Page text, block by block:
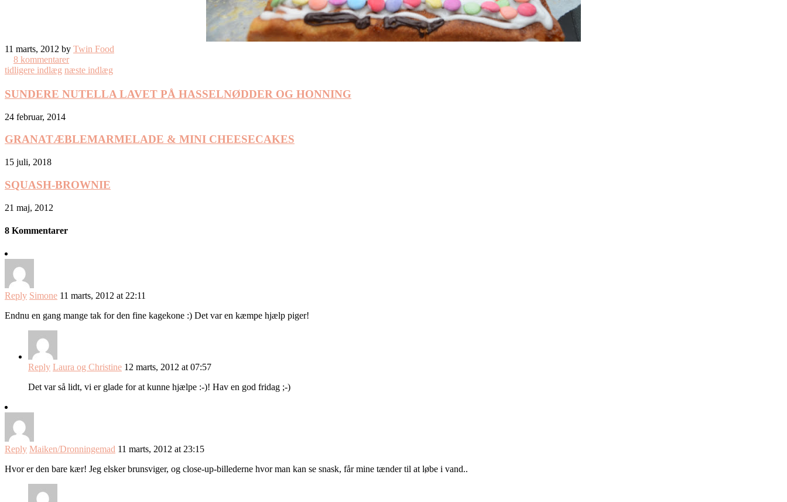
11 marts, 2012 by Twin Food
8 kommentarer
tidligere indlæg næste indlæg
SUNDERE NUTELLA LAVET PÅ HASSELNØDDER OG HONNING
24 februar, 2014
GRANATÆBLEMARMELADE & MINI CHEESECAKES
15 juli, 2018
SQUASH-BROWNIE
21 maj, 2012
8 Kommentarer
Reply Simone 11 marts, 2012 at 22:11
Endnu en gang mange tak for den fine kagekone :) Det var en kæmpe hjælp piger!
Reply Laura og Christine 12 marts, 2012 at 07:57
Det var så lidt, vi er glade for at kunne hjælpe :-)! Hav en god fridag ;-)
Reply Maiken/Dronningemad 11 marts, 2012 at 23:15
Hvor er den bare kær! Jeg elsker brunsviger, og close-up-billederne hvor man kan se snask, får mine tænder til at løbe i vand..